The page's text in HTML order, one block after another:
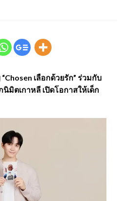
เลือกด้วยรัก” ร่วมกับ
มิตเกาหลี เปิดโอกาสให้เด็ก